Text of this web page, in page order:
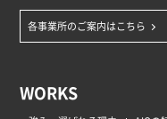
各事業所のご案内はこちら
WORKS